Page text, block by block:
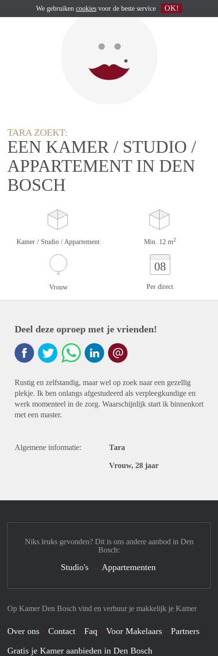
TARA ZOEKT:
EEN KAMER / STUDIO /
APPARTEMENT IN DEN
BOSCH
Kamer / Studio / Appartement Min. 12 m2
Vrouw
08
Per direct
Deel deze oproep met je vrienden!
Rustig en zelfstandig, maar wel op zoek naar een gezellig
plekje. Ik ben onlangs afgestudeerd als verpleegkundige en
werk momenteel in de zorg. Waarschijnlijk start ik binnenkort
met een master.
Algemene informatie: Tara
Vrouw, 28 jaar
Op Kamer Den Bosch vind en verhuur je makkelijk je Kamer
Over ons Contact Faq Voor Makelaars
Partners
Gratis je Kamer aanbieden in Den Bosch
Niks leuks gevonden? Dit is ons andere aanbod in Den
Bosch:
Studio's Appartementen
We gebruiken cookies voor de beste service OK!